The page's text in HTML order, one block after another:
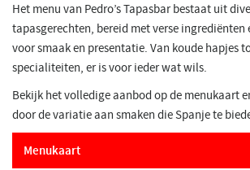
Het menu van Pedro’s Tapasbar bestaat uit
tapasgerechten, bereid met verse
voor smaak en presentatie. Van koude hapjes
specialiteiten, er is voor ieder wat wils.
Bekijk het volledige aanbod op de menukaart
door de variatie aan smaken die Spanje te
Menukaart